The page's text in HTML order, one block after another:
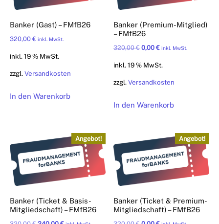
Banker (Gast) – FMfB26
320,00 € inkl. MwSt.
inkl. 19 % MwSt.
zzgl.Versandkosten
In den Warenkorb
Banker (Premium-Mitglied)
– FMfB26
320,00€ Ursprünglicher
320,00 €
0,00€Aktueller
0,00 €.
inkl. MwSt.
inkl. 19 % MwSt.
zzgl.Versandkosten
In den Warenkorb
Angebot!
Banker (Ticket & Basis-
Mitgliedschaft) – FMfB26
Angebot!
Banker (Ticket & Premium-
Mitgliedschaft) – FMfB26